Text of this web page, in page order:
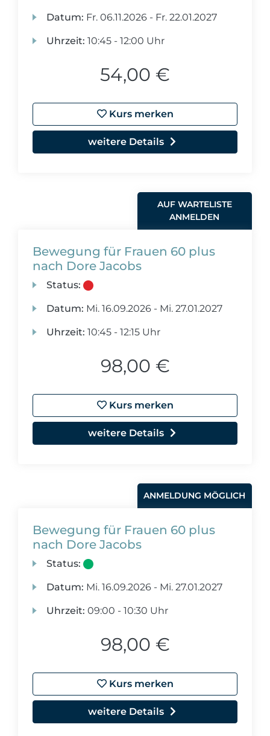
Datum: Fr. 06.11.2026 - Fr. 22.01.2027
Uhrzeit: 10:45 - 12:00 Uhr
54,00 €
Kurs merken
weitere Details
AUF WARTELISTE
ANMELDEN
Bewegung für Frauen 60 plus
nach Dore Jacobs
Status:
Datum: Mi. 16.09.2026 - Mi. 27.01.2027
Uhrzeit: 10:45 - 12:15 Uhr
98,00 €
Kurs merken
weitere Details
ANMELDUNG MÖGLICH
Bewegung für Frauen 60 plus
nach Dore Jacobs
Status:
Datum: Mi. 16.09.2026 - Mi. 27.01.2027
Uhrzeit: 09:00 - 10:30 Uhr
98,00 €
Kurs merken
weitere Details